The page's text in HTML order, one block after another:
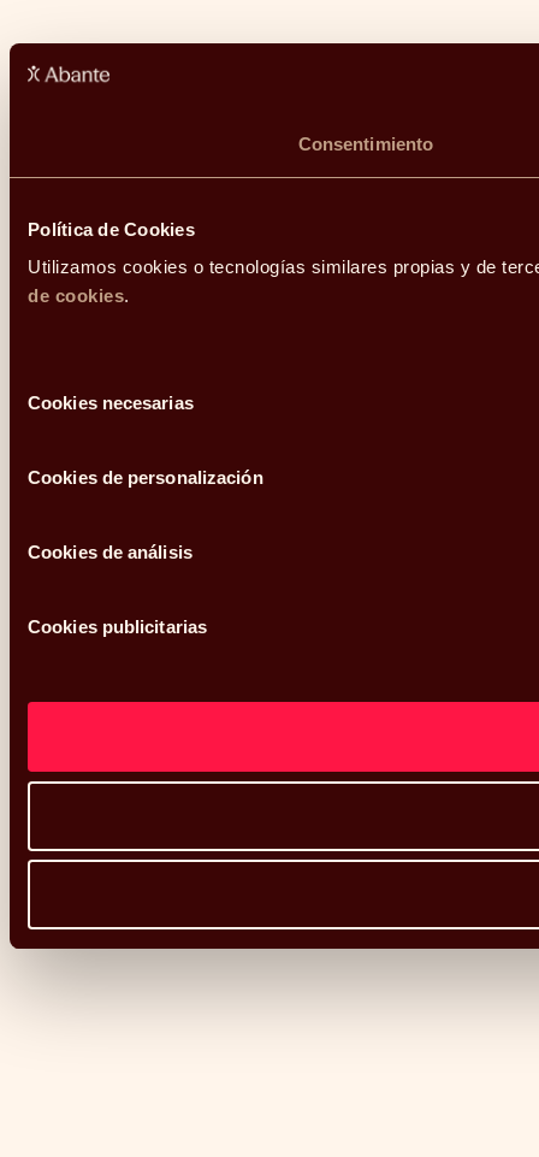
Consentimiento
Política de Cookies
Utilizamos cookies o tecnologías similares propias y de
de cookies.
deCookies necesarias
Cookies de personalización
Cookies de análisis
Cookies publicitarias